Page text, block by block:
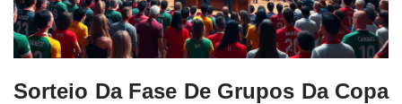
Sorteio Da Fase De Grupos Da Copa